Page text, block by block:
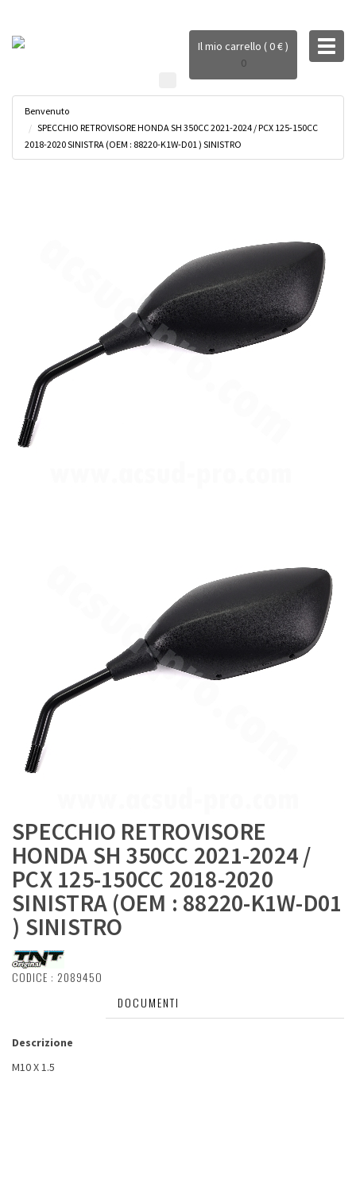
Il mio carrello ( 0 € )
0
Benvenuto
SPECCHIO RETROVISORE HONDA SH 350CC 2021-2024 / PCX 125-150CC
2018-2020 SINISTRA (OEM : 88220-K1W-D01 ) SINISTRO
SPECCHIO RETROVISORE
HONDA SH 350CC 2021-2024 /
PCX 125-150CC 2018-2020
SINISTRA (OEM : 88220-K1W-D01
) SINISTRO
CODICE : 208945O
DOCUMENTI
Descrizione
M10 X 1.5